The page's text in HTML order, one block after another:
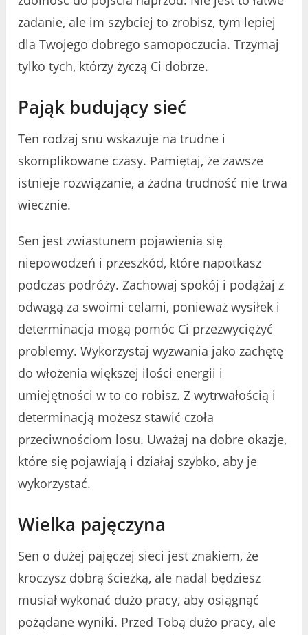
zadanie, ale im szybciej to zrobisz, tym lepiej
dla Twojego dobrego samopoczucia. Trzymaj
tylko tych, którzy życzą Ci dobrze.
Pająk budujący sieć
Ten rodzaj snu wskazuje na trudne i
skomplikowane czasy. Pamiętaj, że zawsze
istnieje rozwiązanie, a żadna trudność nie trwa
wiecznie.
Sen jest zwiastunem pojawienia się
niepowodzeń i przeszkód, które napotkasz
podczas podróży. Zachowaj spokój i podążaj z
odwagą za swoimi celami, ponieważ wysiłek i
determinacja mogą pomóc Ci przezwyciężyć
problemy. Wykorzystaj wyzwania jako zachętę
do włożenia większej ilości energii i
umiejętności w to co robisz. Z wytrwałością i
determinacją możesz stawić czoła
przeciwnościom losu. Uważaj na dobre okazje,
które się pojawiają i działaj szybko, aby je
wykorzystać.
Wielka pajęczyna
Sen o dużej pajęczej sieci jest znakiem, że
kroczysz dobrą ścieżką, ale nadal będziesz
musiał wykonać dużo pracy, aby osiągnąć
pożądane wyniki. Przed Tobą dużo pracy, ale